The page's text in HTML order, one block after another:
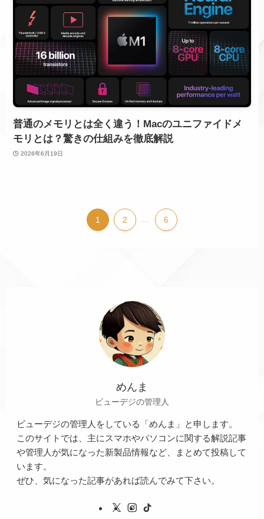
普通のメモリとは全く違う！Macのユニファイドメ
モリとは？驚きの仕組みを徹底解説
2026年6月19日
1 2 6
めんま
ビューデジの管理人
ビューデジの管理人をしている「めんま」と申します。
このサイトでは、主にスマホやパソコンに関する解説記事
や管理人が気になった新製品情報など、まとめて投稿して
います。
ぜひ、気になった記事があれば読んでみて下さい。